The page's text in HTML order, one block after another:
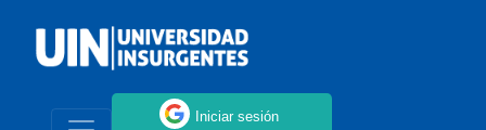
Iniciar sesión